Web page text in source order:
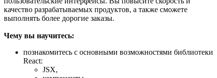
качество разрабатываемых продуктов, а также сможете
выполнять более дорогие заказы.
Чему вы научитесь:
познакомитесь с основными возможностями библиотеки
React:
JSX,